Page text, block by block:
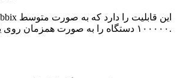
۱۰۰۰۰۰ دستگاه را به صورت همزمان روی یک سرور مانیتور نماید.